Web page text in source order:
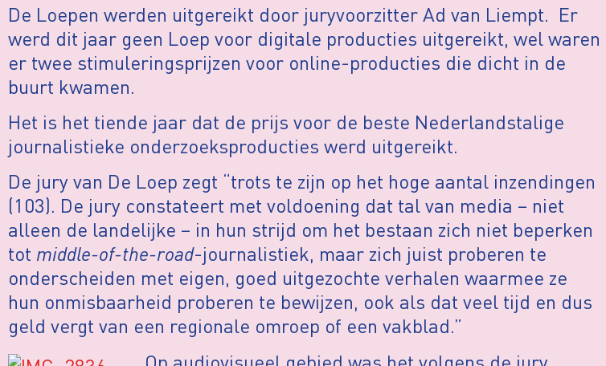
De Loepen werden uitgereikt door juryvoorzitter Ad van Liempt. Er
werd dit jaar geen Loep voor digitale producties uitgereikt, wel waren
er twee stimuleringsprijzen voor online-producties die dicht in de
buurt kwamen.
Het is het tiende jaar dat de prijs voor de beste Nederlandstalige
journalistieke onderzoeksproducties werd uitgereikt.
De jury van De Loep zegt “trots te zijn op het hoge aantal inzendingen
(103). De jury constateert met voldoening dat tal van media – niet
alleen de landelijke – in hun strijd om het bestaan zich niet beperken
tot middle-of-the-road-journalistiek, maar zich juist proberen te
onderscheiden met eigen, goed uitgezochte verhalen waarmee ze
hun onmisbaarheid proberen te bewijzen, ook als dat veel tijd en dus
geld vergt van een regionale omroep of een vakblad.”